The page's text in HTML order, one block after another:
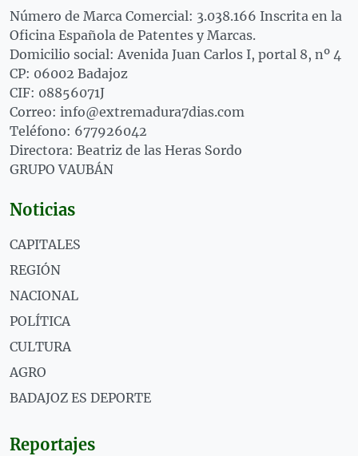
Número de Marca Comercial: 3.038.166 Inscrita en la
Oficina Española de Patentes y Marcas.
Domicilio social: Avenida Juan Carlos I, portal 8, nº 4
CP: 06002 Badajoz
CIF: 08856071J
Correo: info@extremadura7dias.com
Teléfono: 677926042
Directora: Beatriz de las Heras Sordo
GRUPO VAUBÁN
Noticias
CAPITALES
REGIÓN
NACIONAL
POLÍTICA
CULTURA
AGRO
BADAJOZ ES DEPORTE
Reportajes